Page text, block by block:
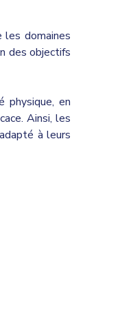
les domaines
des objectifs
physique, en
Ainsi, les
à leurs